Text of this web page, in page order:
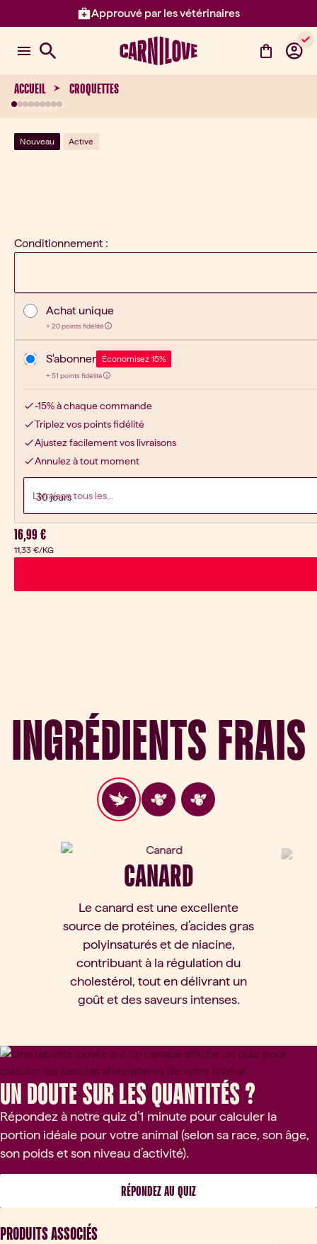
Approuvé par les vétérinaires
Élément 2 sur 3: Approuvé par
ACCUEIL CROQUETTES
Nouveau Active
Conditionnement :
Type d'achat
Achat unique
Gagnez :
+20
20 points fidélité
S'abonner Économisez 15%
Gagnez :
+51
51 points fidélité
-15% à chaque commande
Triplez vos points fidélité
Ajustez facilement vos livraisons
Annulez à tout moment
Livraison tous les...
Prix actuel:
16,99 €
11,33 €/KG
Ingrédients frais
CANARD
Le canard est une excellente
source de protéines, d’acides gras
polyinsaturés et de niacine,
contribuant à la régulation du
cholestérol, tout en délivrant un
goût et des saveurs intenses.
Un doute sur les quantités ?
Répondez à notre quiz d’1 minute pour calculer la
portion idéale pour votre animal (selon sa race, son âge,
son poids et son niveau d’activité).
RÉPONDEZ AU QUIZ
PRODUITS ASSOCIÉS